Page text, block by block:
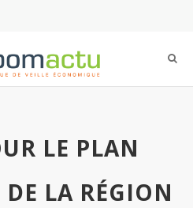
LE PLAN
LA RÉGION